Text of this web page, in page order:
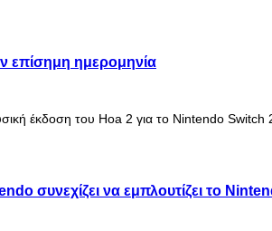
επίσημη ημερομηνία
έκδοση του Hoa 2 για το Nintendo Switch 2
συνεχίζει να εμπλουτίζει το